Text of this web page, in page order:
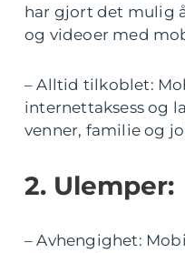
har gjort det mulig
og videoer med
– Alltid tilkoblet:
internettaksess og
venner, familie og
2. Ulemper:
– Avhengighet: